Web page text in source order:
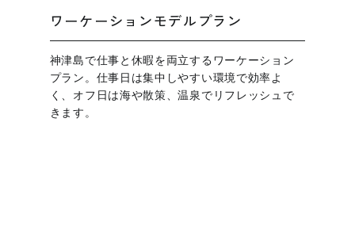
ワーケーションモデルプラン
神津島で仕事と休暇を両立するワーケーション
プラン。仕事日は集中しやすい環境で効率よ
く、オフ日は海や散策、温泉でリフレッシュで
きます。